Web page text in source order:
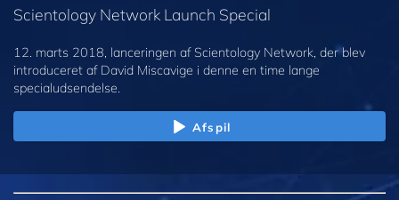
Scientology Network Launch Special
12. marts 2018, lanceringen af Scientology Network, der blev
introduceret af David Miscavige i denne en time lange
specialudsendelse.
Afspil